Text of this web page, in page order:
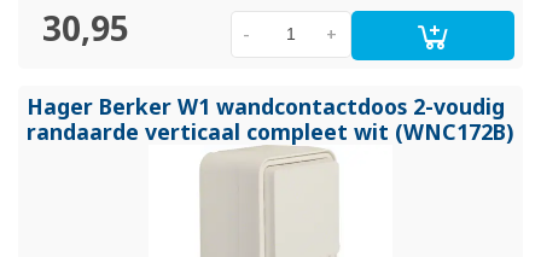
30,95 +
-
Hager Berker W1 wandcontactdoos 2-voudig
randaarde verticaal compleet wit (WNC172B)